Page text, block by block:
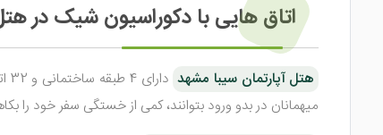
اتاق هایی با دکوراسیون شیک در
هتل آپارتمان سیبا مشهد
میهمانان در بدو ورود بتوانند، کمی از خستگی سفر خود را